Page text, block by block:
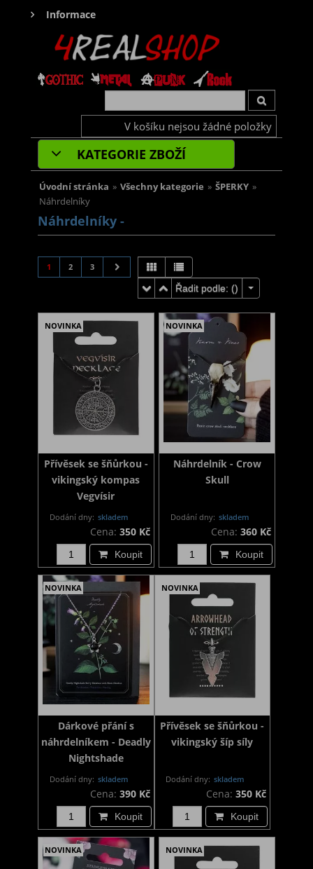
Informace
V košíku nejsou žádné položky
KATEGORIE ZBOŽÍ
Úvodní stránka » Všechny kategorie » ŠPERKY »
Náhrdelníky
Náhrdelníky -
1 2 3
Řadit podle: ()
NOVINKA
Přívěsek se šňůrkou -
vikingský kompas
Vegvísir
Dodání dny: skladem
Cena: 350 Kč
Koupit
NOVINKA
Náhrdelník - Crow
Skull
Dodání dny: skladem
Cena: 360 Kč
Koupit
NOVINKA
Dárkové přání s
náhrdelníkem - Deadly
Nightshade
Dodání dny: skladem
Cena: 390 Kč
Koupit
NOVINKA
Přívěsek se šňůrkou -
vikingský šíp síly
Dodání dny: skladem
Cena:350 Kč
Koupit
NOVINKA NOVINKA